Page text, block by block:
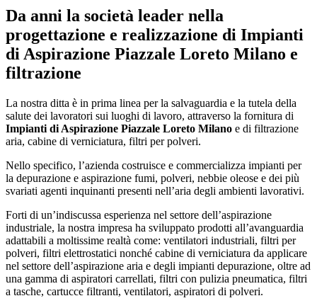
Da anni la società leader nella
progettazione e realizzazione di Impianti
di Aspirazione Piazzale Loreto Milano e
filtrazione
La nostra ditta è in prima linea per la salvaguardia e la tutela della
salute dei lavoratori sui luoghi di lavoro, attraverso la fornitura di
Impianti di Aspirazione Piazzale Loreto Milano e di filtrazione
aria, cabine di verniciatura, filtri per polveri.
Nello specifico, l’azienda costruisce e commercializza impianti per
la depurazione e aspirazione fumi, polveri, nebbie oleose e dei più
svariati agenti inquinanti presenti nell’aria degli ambienti lavorativi.
Forti di un’indiscussa esperienza nel settore dell’aspirazione
industriale, la nostra impresa ha sviluppato prodotti all’avanguardia
adattabili a moltissime realtà come: ventilatori industriali, filtri per
polveri, filtri elettrostatici nonché cabine di verniciatura da applicare
nel settore dell’aspirazione aria e degli impianti depurazione, oltre ad
una gamma di aspiratori carrellati, filtri con pulizia pneumatica, filtri
a tasche, cartucce filtranti, ventilatori, aspiratori di polveri.